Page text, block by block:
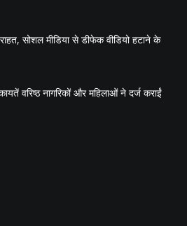
सोशल मीडिया से डीफेक वीडियो हटाने के
वरिष्ठ नागरिकों और महिलाओं ने दर्ज कराईं